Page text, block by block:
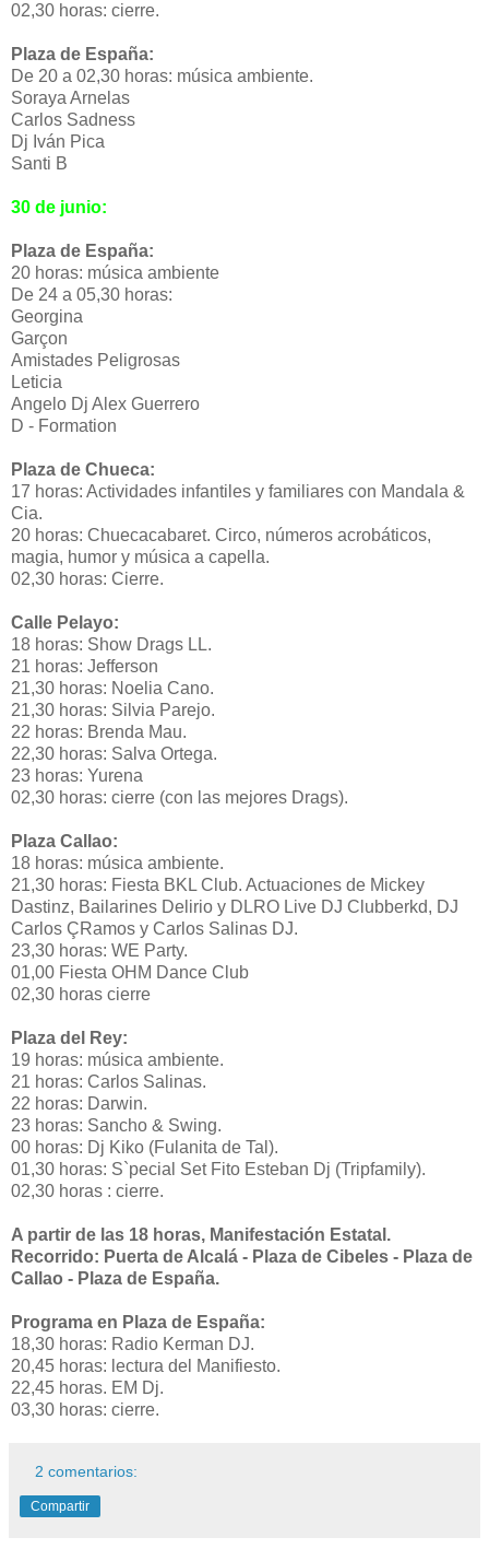
02,30 horas: cierre.
Plaza de España:
De 20 a 02,30 horas: música ambiente.
Soraya Arnelas
Carlos Sadness
Dj Iván Pica
Santi B
30 de junio:
Plaza de España:
20 horas: música ambiente
De 24 a 05,30 horas:
Georgina
Garçon
Amistades Peligrosas
Leticia
Angelo Dj Alex Guerrero
D - Formation
Plaza de Chueca:
17 horas: Actividades infantiles y familiares con Mandala &
Cia.
20 horas: Chuecacabaret. Circo, números acrobáticos,
magia, humor y música a capella.
02,30 horas: Cierre.
Calle Pelayo:
18 horas: Show Drags LL.
21 horas: Jefferson
21,30 horas: Noelia Cano.
21,30 horas: Silvia Parejo.
22 horas: Brenda Mau.
22,30 horas: Salva Ortega.
23 horas: Yurena
02,30 horas: cierre (con las mejores Drags).
Plaza Callao:
18 horas: música ambiente.
21,30 horas: Fiesta BKL Club. Actuaciones de Mickey
Dastinz, Bailarines Delirio y DLRO Live DJ Clubberkd, DJ
Carlos ÇRamos y Carlos Salinas DJ.
23,30 horas: WE Party.
01,00 Fiesta OHM Dance Club
02,30 horas cierre
Plaza del Rey:
19 horas: música ambiente.
21 horas: Carlos Salinas.
22 horas: Darwin.
23 horas: Sancho & Swing.
00 horas: Dj Kiko (Fulanita de Tal).
01,30 horas: S`pecial Set Fito Esteban Dj (Tripfamily).
02,30 horas : cierre.
A partir de las 18 horas, Manifestación Estatal.
Recorrido: Puerta de Alcalá - Plaza de Cibeles - Plaza de
Callao - Plaza de España.
Programa en Plaza de España:
18,30 horas: Radio Kerman DJ.
20,45 horas: lectura del Manifiesto.
22,45 horas. EM Dj.
03,30 horas: cierre.
2 comentarios:
Compartir